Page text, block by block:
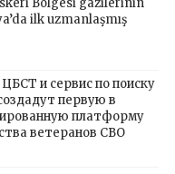
Bölgesi gazilerinin
ilk uzmanlaşmış
и сервис по поиску
первую в
платформу
ветеранов СВО